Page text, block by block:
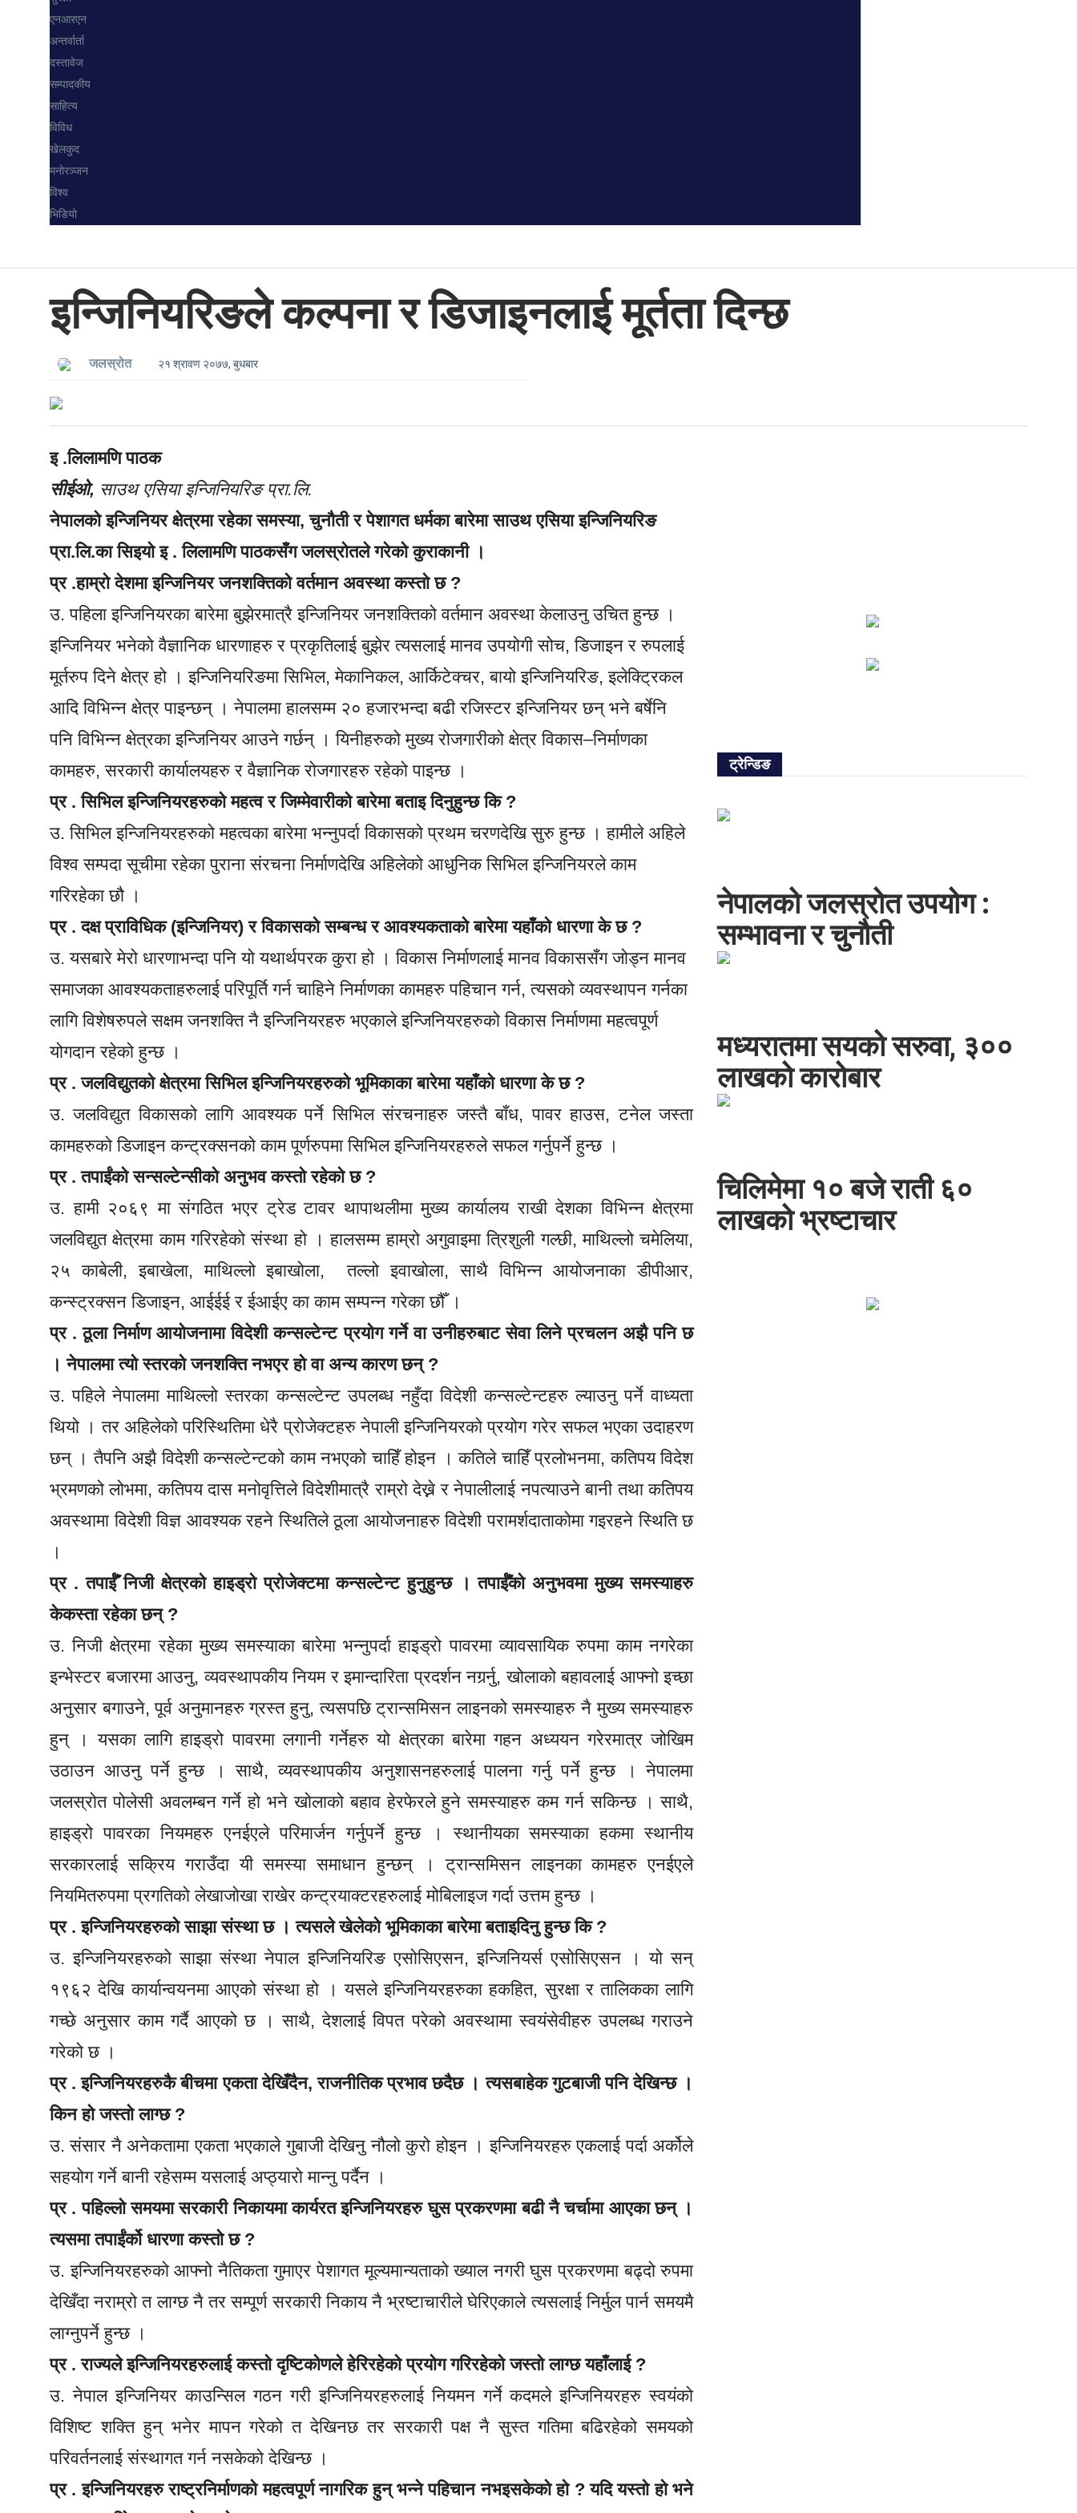
एनआरएन
अन्तर्वार्ता
दस्तावेज
सम्पादकीय
साहित्य
विविध
खेलकुद
मनोरञ्जन
विश्व
भिडियो
इन्जिनियरिङले कल्पना र डिजाइनलाई मूर्तता दिन्छ
जलस्रोत २१ श्रावण २०७७, बुधबार
इ .लिलामणि पाठक
सीईओ, साउथ एसिया इन्जिनियरिङ प्रा.लि.
नेपालको इन्जिनियर क्षेत्रमा रहेका समस्या, चुनौती र पेशागत धर्मका बारेमा साउथ एसिया इन्जिनियरिङ
प्रा.लि.का सिइयो इ . लिलामणि पाठकसँग जलस्रोतले गरेको कुराकानी ।
प्र‍ .हाम्रो देशमा इन्जिनियर जनशक्तिको वर्तमान अवस्था कस्तो छ ?
उ. पहिला इन्जिनियरका बारेमा बुझेरमात्रै इन्जिनियर जनशक्तिको वर्तमान अवस्था केलाउनु उचित हुन्छ ।
इन्जिनियर भनेको वैज्ञानिक धारणाहरु र प्रकृतिलाई बुझेर त्यसलाई मानव उपयोगी सोच, डिजाइन र रुपलाई
मूर्तरुप दिने क्षेत्र हो । इन्जिनियरिङमा सिभिल, मेकानिकल, आर्किटेक्चर, बायो इन्जिनियरिङ, इलेक्ट्रिकल
आदि विभिन्न क्षेत्र पाइन्छन् । नेपालमा हालसम्म २० हजारभन्दा बढी रजिस्टर इन्जिनियर छन् भने बर्षेनि
पनि विभिन्न क्षेत्रका इन्जिनियर आउने गर्छन् । यिनीहरुको मुख्य रोजगारीको क्षेत्र विकास–निर्माणका
कामहरु, सरकारी कार्यालयहरु र वैज्ञानिक रोजगारहरु रहेको पाइन्छ ।
प्र . सिभिल इन्जिनियरहरुको महत्व र जिम्मेवारीको बारेमा बताइ दिनुहुन्छ कि ?
उ. सिभिल इन्जिनियरहरुको महत्वका बारेमा भन्नुपर्दा विकासको प्रथम चरणदेखि सुरु हुन्छ । हामीले अहिले
विश्व सम्पदा सूचीमा रहेका पुराना संरचना निर्माणदेखि अहिलेको आधुनिक सिभिल इन्जिनियरले काम
गरिरहेका छौ ।
प्र . दक्ष प्राविधिक (इन्जिनियर) र विकासको सम्बन्ध र आवश्यकताको बारेमा यहाँको धारणा के छ ?
उ. यसबारे मेरो धारणाभन्दा पनि यो यथार्थपरक कुरा हो । विकास निर्माणलाई मानव विकाससँग जोड्न मानव
समाजका आवश्यकताहरुलाई परिपूर्ति गर्न चाहिने निर्माणका कामहरु पहिचान गर्न, त्यसको व्यवस्थापन गर्नका
लागि विशेषरुपले सक्षम जनशक्ति नै इन्जिनियरहरु भएकाले इन्जिनियरहरुको विकास निर्माणमा महत्वपूर्ण
योगदान रहेको हुन्छ ।
प्र . जलविद्युतको क्षेत्रमा सिभिल इन्जिनियरहरुको भूमिकाका बारेमा यहाँको धारणा के छ ?
उ. जलविद्युत विकासको लागि आवश्यक पर्ने सिभिल संरचनाहरु जस्तै बाँध, पावर हाउस, टनेल जस्ता
कामहरुको डिजाइन कन्ट्रक्सनको काम पूर्णरुपमा सिभिल इन्जिनियरहरुले सफल गर्नुपर्ने हुन्छ ।
प्र . तपाईंको सन्सल्टेन्सीको अनुभव कस्तो रहेको छ ?
उ. हामी २०६९ मा संगठित भएर ट्रेड टावर थापाथलीमा मुख्य कार्यालय राखी देशका विभिन्न क्षेत्रमा
जलविद्युत क्षेत्रमा काम गरिरहेको संस्था हो । हालसम्म हाम्रो अगुवाइमा त्रिशुली गल्छी, माथिल्लो चमेलिया,
२५ काबेली, इबाखेला, माथिल्लो इबाखोला, तल्लो इवाखोला, साथै विभिन्न आयोजनाका डीपीआर,
कन्स्ट्रक्सन डिजाइन, आईईई र ईआईए का काम सम्पन्न गरेका छौँ ।
प्र . ठूला निर्माण आयोजनामा विदेशी कन्सल्टेन्ट प्रयोग गर्ने वा उनीहरुबाट सेवा लिने प्रचलन अझै पनि छ
। नेपालमा त्यो स्तरको जनशक्ति नभएर हो वा अन्य कारण छन् ?
उ. पहिले नेपालमा माथिल्लो स्तरका कन्सल्टेन्ट उपलब्ध नहुँदा विदेशी कन्सल्टेन्टहरु ल्याउनु पर्ने वाध्यता
थियो । तर अहिलेको परिस्थितिमा धेरै प्रोजेक्टहरु नेपाली इन्जिनियरको प्रयोग गरेर सफल भएका उदाहरण
छन् । तैपनि अझै विदेशी कन्सल्टेन्टको काम नभएको चाहिँ होइन । कतिले चाहिँ प्रलोभनमा, कतिपय विदेश
भ्रमणको लोभमा, कतिपय दास मनोवृत्तिले विदेशीमात्रै राम्रो देख्ने र नेपालीलाई नपत्याउने बानी तथा कतिपय
अवस्थामा विदेशी विज्ञ आवश्यक रहने स्थितिले ठूला आयोजनाहरु विदेशी परामर्शदाताकोमा गइरहने स्थिति छ
।
प्र . तपाईँ निजी क्षेत्रको हाइड्रो प्रोजेक्टमा कन्सल्टेन्ट हुनुहुन्छ । तपाईँको अनुभवमा मुख्य समस्याहरु
केकस्ता रहेका छन् ?
उ. निजी क्षेत्रमा रहेका मुख्य समस्याका बारेमा भन्नुपर्दा हाइड्रो पावरमा व्यावसायिक रुपमा काम नगरेका
इन्भेस्टर बजारमा आउनु, व्यवस्थापकीय नियम र इमान्दारिता प्रदर्शन नगर्र्नु, खोलाको बहावलाई आफ्नो इच्छा
अनुसार बगाउने, पूर्व अनुमानहरु ग्रस्त हुनु, त्यसपछि ट्रान्समिसन लाइनको समस्याहरु नै मुख्य समस्याहरु
हुन् । यसका लागि हाइड्रो पावरमा लगानी गर्नेहरु यो क्षेत्रका बारेमा गहन अध्ययन गरेरमात्र जोखिम
उठाउन आउनु पर्ने हुन्छ । साथै, व्यवस्थापकीय अनुशासनहरुलाई पालना गर्नु पर्ने हुन्छ । नेपालमा
जलस्रोत पोलेसी अवलम्बन गर्ने हो भने खोलाको बहाव हेरफेरले हुने समस्याहरु कम गर्न सकिन्छ । साथै,
हाइड्रो पावरका नियमहरु एनईएले परिमार्जन गर्नुपर्ने हुन्छ । स्थानीयका समस्याका हकमा स्थानीय
सरकारलाई सक्रिय गराउँदा यी समस्या समाधान हुन्छन् । ट्रान्समिसन लाइनका कामहरु एनईएले
नियमितरुपमा प्रगतिको लेखाजोखा राखेर कन्ट्रयाक्टरहरुलाई मोबिलाइज गर्दा उत्तम हुन्छ ।
प्र . इन्जिनियरहरुको साझा संस्था छ । त्यसले खेलेको भूमिकाका बारेमा बताइदिनु हुन्छ कि ?
उ. इन्जिनियरहरुको साझा संस्था नेपाल इन्जिनियरिङ एसोसिएसन, इन्जिनियर्स एसोसिएसन । यो सन्
१९६२ देखि कार्यान्वयनमा आएको संस्था हो । यसले इन्जिनियरहरुका हकहित, सुरक्षा र तालिकका लागि
गच्छे अनुसार काम गर्दै आएको छ । साथै, देशलाई विपत परेको अवस्थामा स्वयंसेवीहरु उपलब्ध गराउने
गरेको छ ।
प्र . इन्जिनियरहरुकै बीचमा एकता देखिँदैन, राजनीतिक प्रभाव छदैछ । त्यसबाहेक गुटबाजी पनि देखिन्छ ।
किन हो जस्तो लाग्छ ?
उ. संसार नै अनेकतामा एकता भएकाले गुबाजी देखिनु नौलो कुरो होइन । इन्जिनियरहरु एकलाई पर्दा अर्कोले
सहयोग गर्ने बानी रहेसम्म यसलाई अप्ठ्यारो मान्नु पर्दैन ।
प्र . पहिल्लो समयमा सरकारी निकायमा कार्यरत इन्जिनियरहरु घुस प्रकरणमा बढी नै चर्चामा आएका छन् ।
त्यसमा तपाईंर्को धारणा कस्तो छ ?
उ. इन्जिनियरहरुको आफ्नो नैतिकता गुमाएर पेशागत मूल्यमान्यताको ख्याल नगरी घुस प्रकरणमा बढ्दो रुपमा
देखिँदा नराम्रो त लाग्छ नै तर सम्पूर्ण सरकारी निकाय नै भ्रष्टाचारीले घेरिएकाले त्यसलाई निर्मुल पार्न समयमै
लाग्नुपर्ने हुन्छ ।
प्र . राज्यले इन्जिनियरहरुलाई कस्तो दृष्टिकोणले हेरिरहेको प्रयोग गरिरहेको जस्तो लाग्छ यहाँलाई ?
उ. नेपाल इन्जिनियर काउन्सिल गठन गरी इन्जिनियरहरुलाई नियमन गर्ने कदमले इन्जिनियरहरु स्वयंको
विशिष्ट शक्ति हुन् भनेर मापन गरेको त देखिनछ तर सरकारी पक्ष नै सुस्त गतिमा बढिरहेको समयको
परिवर्तनलाई संस्थागत गर्न नसकेको देखिन्छ ।
प्र . इन्जिनियरहरु राष्ट्रनिर्माणको महत्वपूर्ण नागरिक हुन् भन्ने पहिचान नभइसकेको हो ? यदि यस्तो हो भने
ट्रेन्डिङ
नेपालको जलस्रोत उपयोग :
सम्भावना र चुनौती
मध्यरातमा सयको सरुवा, ३००
लाखको कारोबार
चिलिमेमा १० बजे राती ६०
लाखको भ्रष्टाचार